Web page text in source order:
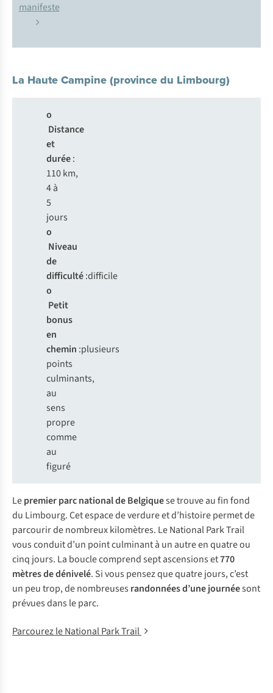
manifeste
La Haute Campine (province du Limbourg)
o
Distance
et
durée:
110 km,
4 à
5
jours
o
Niveau
de
difficulté:difficile
o
Petit
bonus
en
chemin :plusieurs
points
culminants,
au
sens
propre
comme
au
figuré
Lepremier parc national de Belgiquese trouve au fin fond
du Limbourg. Cet espace de verdure et d’histoire permet de
parcourir de nombreux kilomètres. Le National Park Trail
vous conduit d’un point culminant à un autre en quatre ou
cinq jours. La boucle comprend sept ascensions et770
mètres de dénivelé. Si vous pensez que quatre jours, c’est
un peu trop, de nombreuses randonnées d’une journéesont
prévues dans le parc.
Parcourez le National Park Trail